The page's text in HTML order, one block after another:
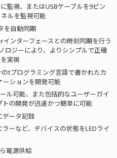
監視、またはUSBケーブルを9ピン
ルを監視可能
を自動同期
ンターフェースとの時刻同期を行う
ロジーにより、よりシンプルで正確
実現
tプログラミング言語で書かれたカ
ションを開発可能
ル可能、また包括的なユーザーガイ
の開発が迅速かつ簡単に可能
データ記録
ーなど、デバイスの状態をLEDライ
電源供給